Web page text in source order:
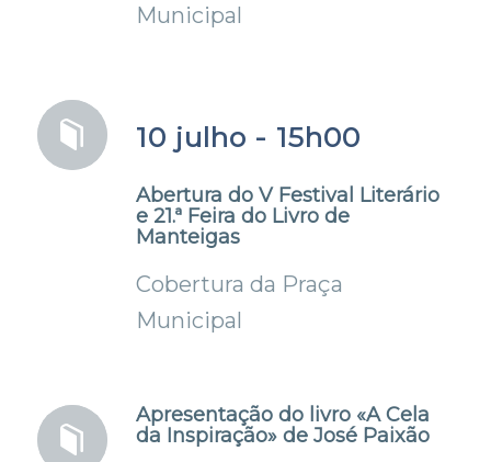
Municipal
10 julho - 15h00
Abertura do V Festival Literário
e 21.ª Feira do Livro de
Manteigas
Cobertura da Praça
Municipal
Apresentação do livro «A Cela
da Inspiração» de José Paixão